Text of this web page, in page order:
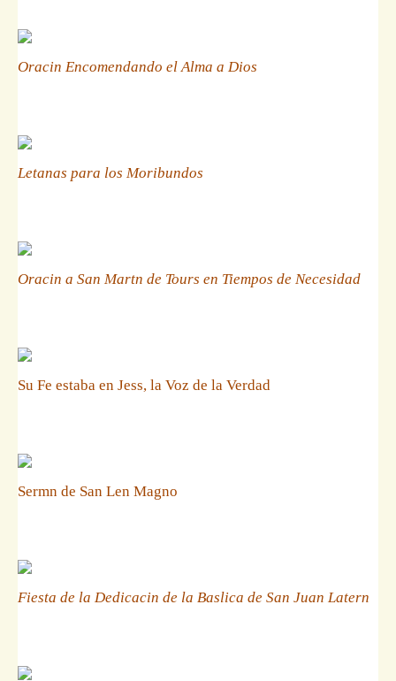
Oracin Encomendando el Alma a Dios
Letanas para los Moribundos
Oracin a San Martn de Tours en Tiempos de Necesidad
Su Fe estaba en Jess, la Voz de la Verdad
Sermn de San Len Magno
Fiesta de la Dedicacin de la Baslica de San Juan Latern